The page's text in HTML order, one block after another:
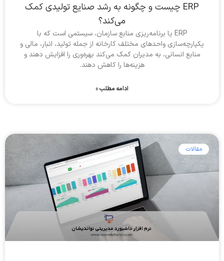
ERP چیست و چگونه به رشد صنایع تولیدی کمک
می‌کند؟
ERP یا برنامه‌ریزی منابع سازمان، سیستمی است که با
یکپارچه‌سازی واحدهای مختلف کارخانه از جمله تولید، انبار، مالی و
منابع انسانی، به مدیران کمک می‌کند بهره‌وری را افزایش دهند و
هزینه‌ها را کاهش دهند.
ادامه مطلب »
مقالات